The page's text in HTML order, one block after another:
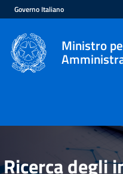
Governo Italiano
Ministro
Ricerca degli